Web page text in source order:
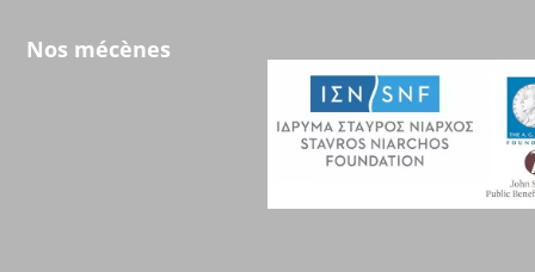
Nos mécènes